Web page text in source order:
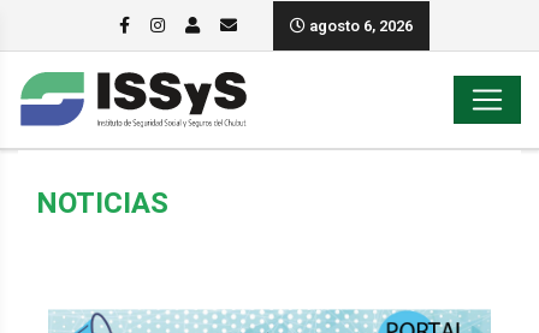
agosto 6, 2026
NOTICIAS